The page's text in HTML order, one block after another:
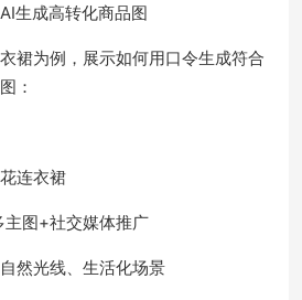
生成高转化商品图
裙为例，展示如何用口令生成符合
：
连衣裙
图+社交媒体推广
然光线、生活化场景